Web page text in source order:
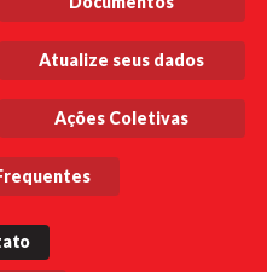
Atualize seus dados
Ações Coletivas